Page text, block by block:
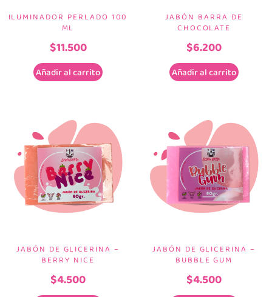
ILUMINADOR PERLADO 100
ML
$11.500
Añadir al carrito
JABÓN BARRA DE
CHOCOLATE
$6.200
Añadir al carrito
JABÓN DE GLICERINA –
BERRY NICE
$4.500
JABÓN DE GLICERINA –
BUBBLE GUM
$4.500